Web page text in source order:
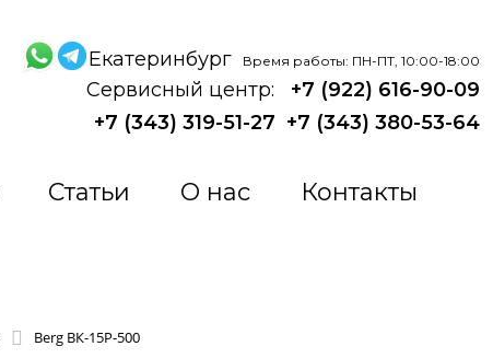
Екатеринбург Время работы: ПН-ПТ, 10:00-18:00
Сервисный центр:
+7 (922) 616-90-09
+7 (343) 319-51-27 +7 (343) 380-53-64
Статьи О нас Контакты
Berg ВК-15Р-500